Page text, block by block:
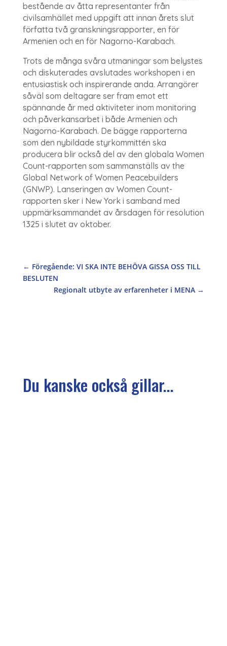
bestående av åtta representanter från
civilsamhället med uppgift att innan årets slut
författa två granskningsrapporter, en för
Armenien och en för Nagorno-Karabach.
Trots de många svåra utmaningar som belystes
och diskuterades avslutades workshopen i en
entusiastisk och inspirerande anda. Arrangörer
såväl som deltagare ser fram emot ett
spännande år med aktiviteter inom monitoring
och påverkansarbet i både Armenien och
Nagorno-Karabach. De bägge rapporterna
som den nybildade styrkommittén ska
producera blir också del av den globala Women
Count-rapporten som sammanställs av the
Global Network of Women Peacebuilders
(GNWP). Lanseringen av Women Count-
rapporten sker i New York i samband med
uppmärksammandet av årsdagen för resolution
1325 i slutet av oktober.
← Föregående: VI SKA INTE BEHÖVA GISSA OSS TILL
BESLUTEN
Regionalt utbyte av erfarenheter i MENA →
Du kanske också gillar...